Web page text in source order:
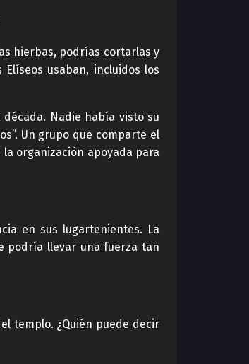
hierbas, podrías cortarlas y
usaban, incluidos los
Nadie había visto su
Un grupo que comparte el
organización apoyada para
en sus lugartenientes. La
podría llevar una fuerza tan
templo. ¿Quién puede decir